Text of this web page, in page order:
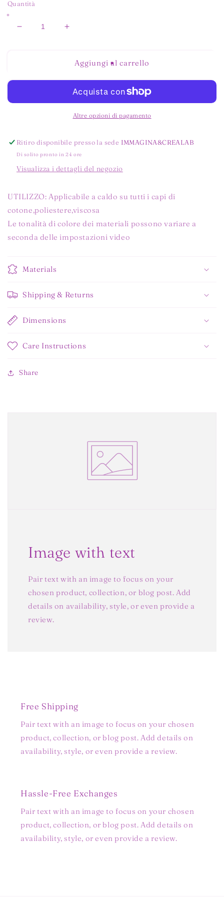
Quantità
Diminuisci
Aumenta
BK6019
Aggiungi al carrello
Altre opzioni di pagamento
Ritiro disponibile presso la sede IMMAGINA&CREALAB
Di solito pronto in 24 ore
Visualizza i dettagli del negozio
UTILIZZO: Applicabile a caldo su tutti i capi di
cotone,poliestere,viscosa
Le tonalità di colore dei materiali possono variare a
seconda delle impostazioni video
Materials
Shipping & Returns
Dimensions
Care Instructions
Share
Image with text
Pair text with an image to focus on your
chosen product, collection, or blog post. Add
details on availability, style, or even provide a
review.
Free Shipping
Pair text with an image to focus on your chosen
product, collection, or blog post. Add details on
availability, style, or even provide a review.
Hassle-Free Exchanges
Pair text with an image to focus on your chosen
product, collection, or blog post. Add details on
availability, style, or even provide a review.